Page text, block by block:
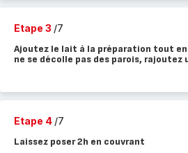
Etape 3 /7
Ajoutez le lait à la préparation tout
ne se décolle pas des parois, rajoutez
Etape 4 /7
Laissez poser 2h en couvrant